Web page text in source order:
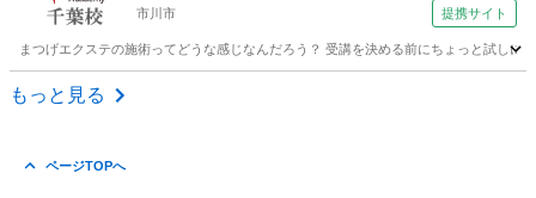
葉本校）
市川市 提携サイト
まつげエクステの施術ってどうな感じなんだろう？ 受講を決める前にちょっと試し
千葉 市川市
もっと見る
ページTOPへ